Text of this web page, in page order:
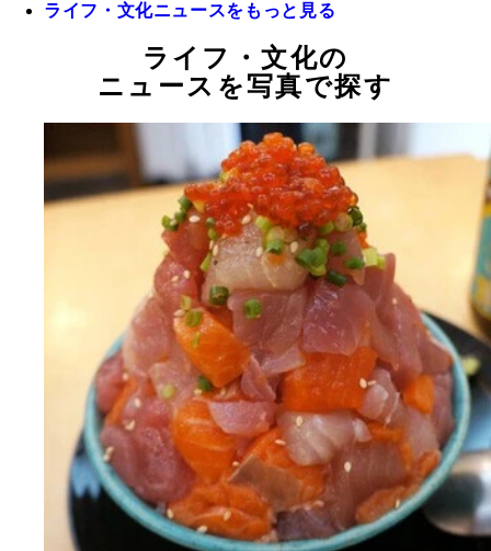
ライフ・文化ニュースをもっと見る
ライフ・文化の
ニュースを写真で探す